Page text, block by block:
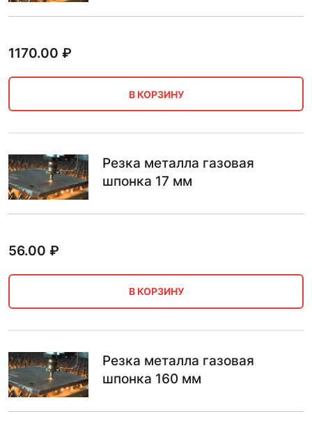
1170.00 ₽
В КОРЗИНУ
Резка металла газовая
шпонка 17 мм
56.00 ₽
В КОРЗИНУ
Резка металла газовая
шпонка 160 мм